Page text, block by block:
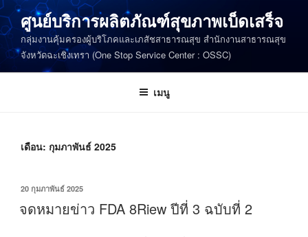
ข้าม
ไป
ศูนย์บริการผลิตภัณฑ์สุขภาพเบ็ดเสร็จ
กลุ่มงานคุ้มครองผู้บริโภคและเภสัชสาธารณสุข สำนักงานสาธารณสุข
จังหวัดฉะเชิงเทรา (One Stop Service Center : OSSC)
เมนู
เดือน: กุมภาพันธ์ 2025
เขียน
ที่
20 กุมภาพันธ์ 2025
จดหมายข่าว FDA 8Riew ปีที่ 3 ฉบับที่ 2